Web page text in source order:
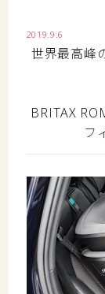
2019.9.6
世界最高峰
BRITAX
フ